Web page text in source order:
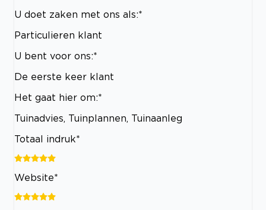
U doet zaken met ons als:*
Particulieren klant
U bent voor ons:*
De eerste keer klant
Het gaat hier om:*
Tuinadvies, Tuinplannen, Tuinaanleg
Totaal indruk*
Website*